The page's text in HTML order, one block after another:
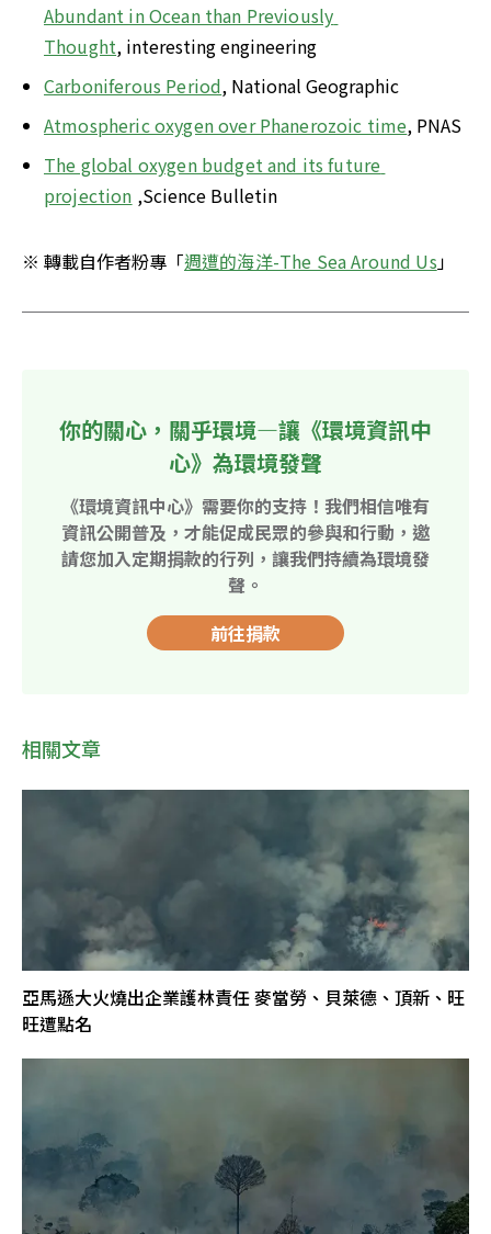
Abundant in Ocean than Previously
Thought, interesting engineering
Carboniferous Period, National Geographic
Atmospheric oxygen over Phanerozoic time, PNAS
The global oxygen budget and its future
projection ,Science Bulletin
※ 轉載自作者粉專「週遭的海洋-The Sea Around Us」
你的關心，關乎環境—讓《環境資訊中
心》為環境發聲
《環境資訊中心》需要你的支持！我們相信唯有
資訊公開普及，才能促成民眾的參與和行動，邀
請您加入定期捐款的行列，讓我們持續為環境發
聲。
前往捐款
相關文章
亞馬遜大火燒出企業護林責任 麥當勞、貝萊德、頂新、旺
旺遭點名